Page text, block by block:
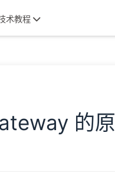
术教程
的原